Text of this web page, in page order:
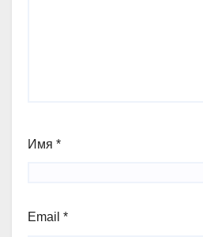
Имя *
Email *